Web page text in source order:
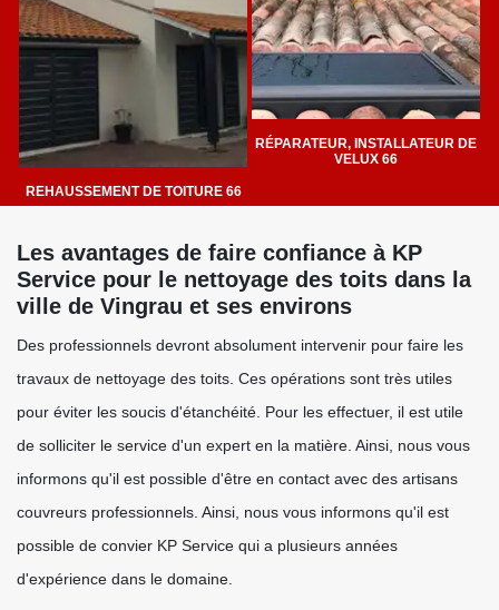
REHAUSSEMENT DE TOITURE 66
RÉPARATEUR, INSTALLATEUR DE
VELUX 66
Les avantages de faire confiance à KP
Service pour le nettoyage des toits dans la
ville de Vingrau et ses environs
Des professionnels devront absolument intervenir pour faire les
travaux de nettoyage des toits. Ces opérations sont très utiles
pour éviter les soucis d'étanchéité. Pour les effectuer, il est utile
de solliciter le service d'un expert en la matière. Ainsi, nous vous
informons qu'il est possible d'être en contact avec des artisans
couvreurs professionnels. Ainsi, nous vous informons qu'il est
possible de convier KP Service qui a plusieurs années
d'expérience dans le domaine.